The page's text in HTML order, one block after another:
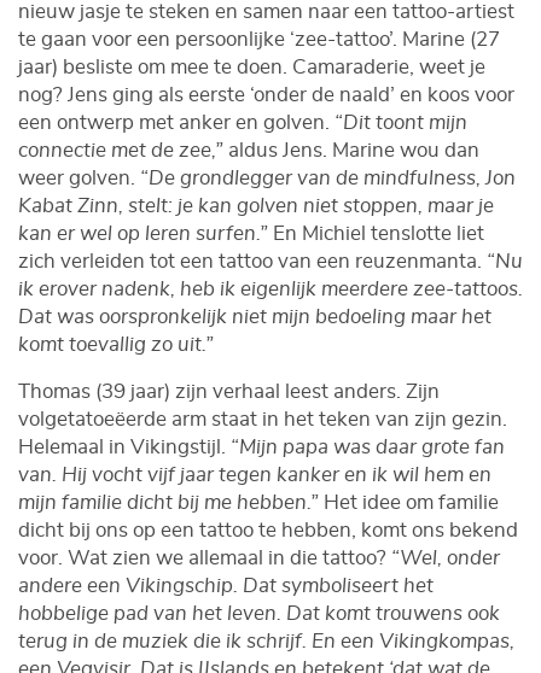
nieuw jasje te steken en samen naar een tattoo-artiest
te gaan voor een persoonlijke ‘zee-tattoo’. Marine (27
jaar) besliste om mee te doen. Camaraderie, weet je
nog? Jens ging als eerste ‘onder de naald’ en koos voor
een ontwerp met anker en golven. “Dit toont mijn
connectie met de zee,” aldus Jens. Marine wou dan
weer golven. “De grondlegger van de mindfulness, Jon
Kabat Zinn, stelt: je kan golven niet stoppen, maar je
kan er wel op leren surfen.” En Michiel tenslotte liet
zich verleiden tot een tattoo van een reuzenmanta. “Nu
ik erover nadenk, heb ik eigenlijk meerdere zee-tattoos.
Dat was oorspronkelijk niet mijn bedoeling maar het
komt toevallig zo uit.”
Thomas (39 jaar) zijn verhaal leest anders. Zijn
volgetatoeëerde arm staat in het teken van zijn gezin.
Helemaal in Vikingstijl. “Mijn papa was daar grote fan
van. Hij vocht vijf jaar tegen kanker en ik wil hem en
mijn familie dicht bij me hebben.” Het idee om familie
dicht bij ons op een tattoo te hebben, komt ons bekend
voor. Wat zien we allemaal in die tattoo? “Wel, onder
andere een Vikingschip. Dat symboliseert het
hobbelige pad van het leven. Dat komt trouwens ook
terug in de muziek die ik schrijf. En een Vikingkompas,